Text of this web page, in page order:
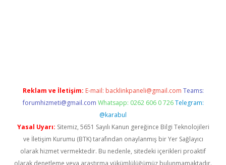
Reklam ve İletişim: E-mail: backlinkpaneli@gmail.com Teams:
forumhizmeti@gmail.com Whatsapp: 0262 606 0 726 Telegram:
@karabul
Yasal Uyarı: Sitemiz, 5651 Sayılı Kanun gereğince Bilgi Teknolojileri
ve İletişim Kurumu (BTK) tarafından onaylanmış bir Yer Sağlayıcı
olarak hizmet vermektedir. Bu nedenle, sitedeki içerikleri proaktif
olarak denetleme veya araştırma yükümlülüğümüz bulunmamaktadır.